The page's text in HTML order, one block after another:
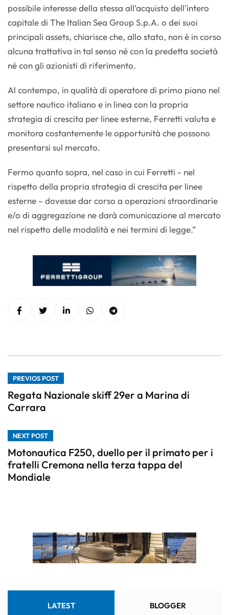
possibile interesse della stessa all’acquisto dell’intero
capitale di The Italian Sea Group S.p.A. o dei suoi
principali assets, chiarisce che, allo stato, non è in corso
alcuna trattativa in tal senso né con la predetta società
né con gli azionisti di riferimento.
Al contempo, in qualità di operatore di primo piano nel
settore nautico italiano e in linea con la propria
strategia di crescita per linee esterne, Ferretti valuta e
monitora costantemente le opportunità che possono
presentarsi sul mercato.
Fermo quanto sopra, nel caso in cui Ferretti - nel
rispetto della propria strategia di crescita per linee
esterne – dovesse dar corso a operazioni straordinarie
e/o di aggregazione ne darà comunicazione al mercato
nel rispetto delle modalità e nei termini di legge.”
PREVIOS POST
Regata Nazionale skiff 29er a Marina di
Carrara
NEXT POST
Motonautica F250, duello per il primato per i
fratelli Cremona nella terza tappa del
Mondiale
LATEST BLOGGER